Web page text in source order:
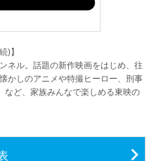
)】
ネル。話題の新作映画をはじめ、往
かしのアニメや特撮ヒーロー、刑事
ど、家族みんなで楽しめる東映の